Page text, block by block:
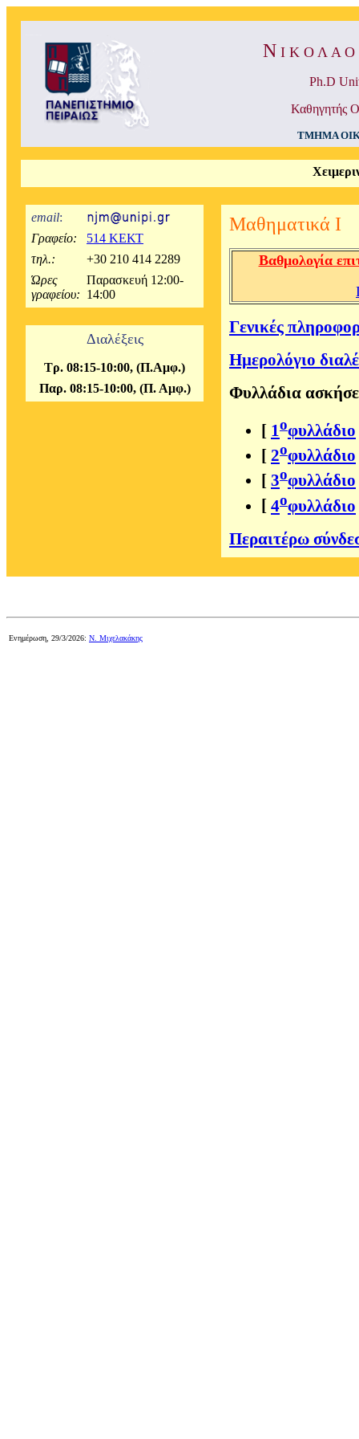
Ν Ι Κ Ο Λ Α Ο
Ph.D
Καθηγητής
ΤΜΗΜΑ
email:
Γραφείο:
514 ΚΕΚΤ
τηλ.:
+30 210 414 2289
Ώρες
γραφείου:
Παρασκευή 12:00-
14:00
Διαλέξεις
Τρ. 08:15-10:00, (Π.Αμφ.)
Παρ. 08:15-10:00, (Π. Αμφ.)
Μαθηματικά I
Βαθμολογία
Γενικές
Ημερολόγιο
Φυλλάδια
[ 1οφυλλάδιο
[ 2οφυλλάδιο
[ 3οφυλλάδιο
[ 4οφυλλάδιο
Περαιτέρω
Ενημέρωση, 29/3/2026: Ν. Μιχελακάκης